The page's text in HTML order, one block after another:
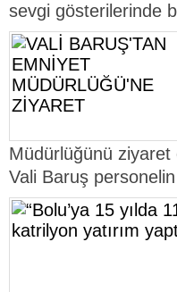
sevgi gösterilerinde
Müdürlüğünü
Vali Baruş